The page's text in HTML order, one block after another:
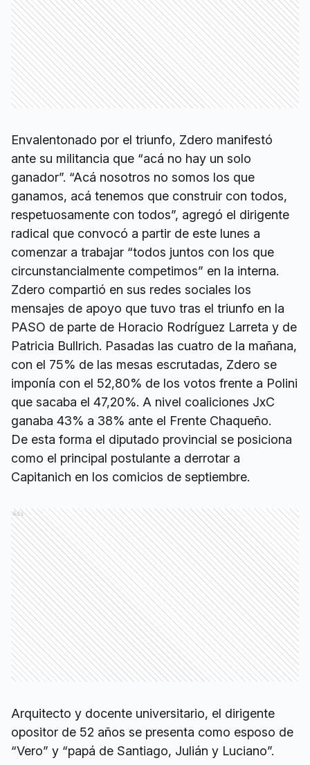
Envalentonado por el triunfo, Zdero manifestó
ante su militancia que “acá no hay un solo
ganador”. “Acá nosotros no somos los que
ganamos, acá tenemos que construir con todos,
respetuosamente con todos”, agregó el dirigente
radical que convocó a partir de este lunes a
comenzar a trabajar “todos juntos con los que
circunstancialmente competimos” en la interna.
Zdero compartió en sus redes sociales los
mensajes de apoyo que tuvo tras el triunfo en la
PASO de parte de Horacio Rodríguez Larreta y de
Patricia Bullrich. Pasadas las cuatro de la mañana,
con el 75% de las mesas escrutadas, Zdero se
imponía con el 52,80% de los votos frente a Polini
que sacaba el 47,20%. A nivel coaliciones JxC
ganaba 43% a 38% ante el Frente Chaqueño.
De esta forma el diputado provincial se posiciona
como el principal postulante a derrotar a
Capitanich en los comicios de septiembre.
Ads
Arquitecto y docente universitario, el dirigente
opositor de 52 años se presenta como esposo de
“Vero” y “papá de Santiago, Julián y Luciano”.